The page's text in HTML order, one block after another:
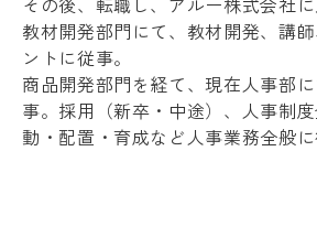
教材開発部門にて、教材開発、講
ントに従事。
商品開発部門を経て、現在人事部
事。採用（新卒・中途）、人事制
動・配置・育成など人事業務全般に